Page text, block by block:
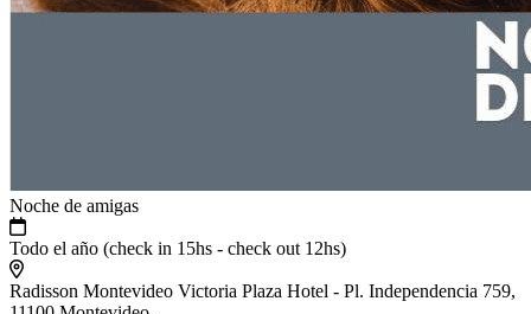
Noche de amigas
Todo el año (check in 15hs - check out 12hs)
Radisson Montevideo Victoria Plaza Hotel - Pl. Independencia 759,